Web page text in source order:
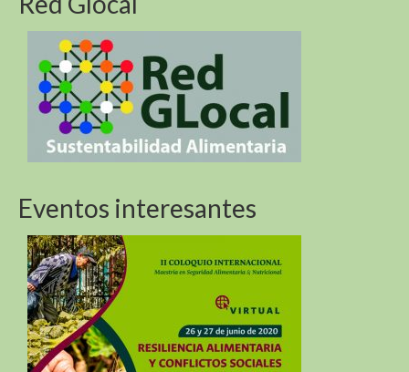
Biodiversidad de las montañas y los Objetivos de
Desarrollo Sostenible
Sustentabilidad Alimentaria En America Del Sur y
Africa (R4D)
Eventos interesantes